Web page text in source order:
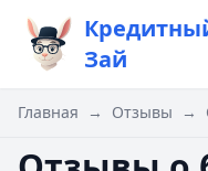
Зай
Главная → Отзывы →